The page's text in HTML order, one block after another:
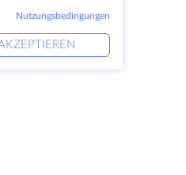
Nutzungsbedingungen